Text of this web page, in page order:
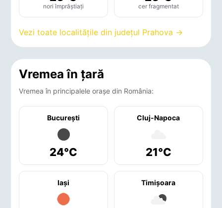
nori împrăștiați cer fragmentat
Vezi toate localitățile din județul Prahova →
Vremea în țară
Vremea în principalele orașe din România:
București
24°C
Cluj-Napoca
21°C
Iaşi Timişoara